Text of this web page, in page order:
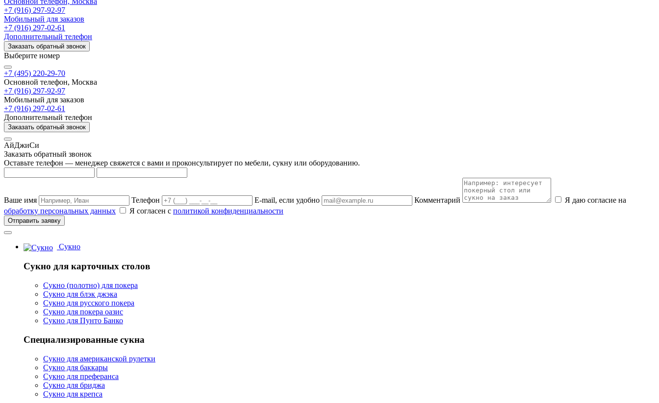
+7 (916) 297-92-97
Мобильный для заказов
+7 (916) 297-02-61
Дополнительный телефон
Заказать обратный звонок
Выберите номер
+7 (495) 220-29-70
Основной телефон, Москва
+7 (916) 297-92-97
Мобильный для заказов
+7 (916) 297-02-61
Дополнительный телефон
Заказать обратный звонок
АйДжиСи
Заказать обратный звонок
Оставьте телефон — менеджер свяжется с вами и проконсультирует по мебели, сукну или оборудованию.
Ваше имя Телефон E-mail, если удобно Комментарий
Я даю согласие на
обработку персональных данных
Я согласен с политикой конфиденциальности
Отправить заявку
Сукно
Сукно для карточных столов
Сукно (полотно) для покера
Сукно для блэк джэка
Сукно для русского покера
Сукно для покера оазис
Сукно для Пунто Банко
Специализированные сукна
Сукно для американской рулетки
Сукно для баккары
Сукно для преферанса
Сукно для бриджа
Сукно для крепса